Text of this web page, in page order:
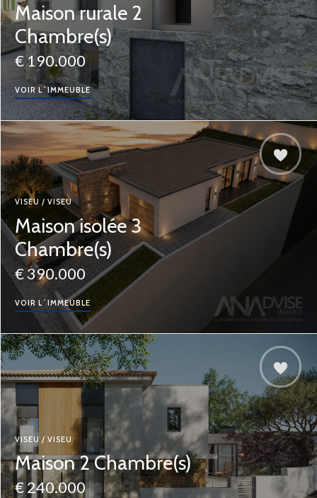
Maison rurale 2
Chambre(s)
€ 190.000
VOIR L´IMMEUBLE
VISEU / VISEU
Maison isolée 3
Chambre(s)
€ 390.000
VOIR L´IMMEUBLE
VISEU / VISEU
Maison 2 Chambre(s)
€ 240.000